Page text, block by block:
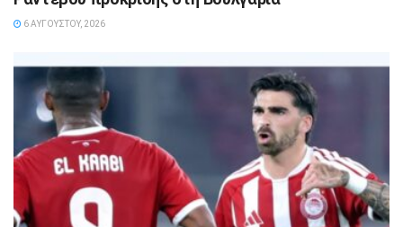
6 ΑΥΓΟΎΣΤΟΥ, 2026